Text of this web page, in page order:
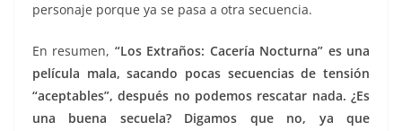
personaje porque ya se pasa a otra secuencia.
En resumen, “Los Extraños: Cacería Nocturna” es una
película mala, sacando pocas secuencias de tensión
“aceptables”, después no podemos rescatar nada. ¿Es
una buena secuela? Digamos que no, ya que